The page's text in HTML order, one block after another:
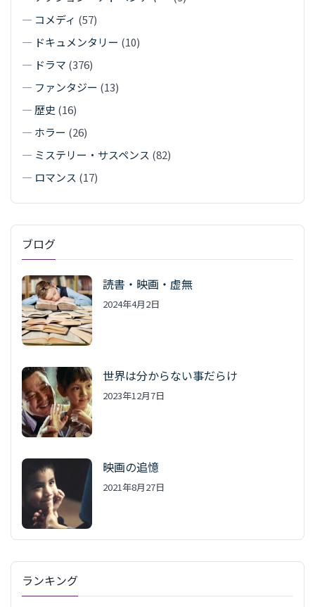
— コメディ (57)
— ドキュメンタリー (10)
— ドラマ (376)
— ファンタジー (13)
— 歴史 (16)
— ホラー (26)
— ミステリー・サスペンス (82)
— ロマンス (17)
ブログ
読書・映画・虚無
2024年4月2日
世界は分からない事だらけ
2023年12月7日
映画の追憶
2021年8月27日
ランキング